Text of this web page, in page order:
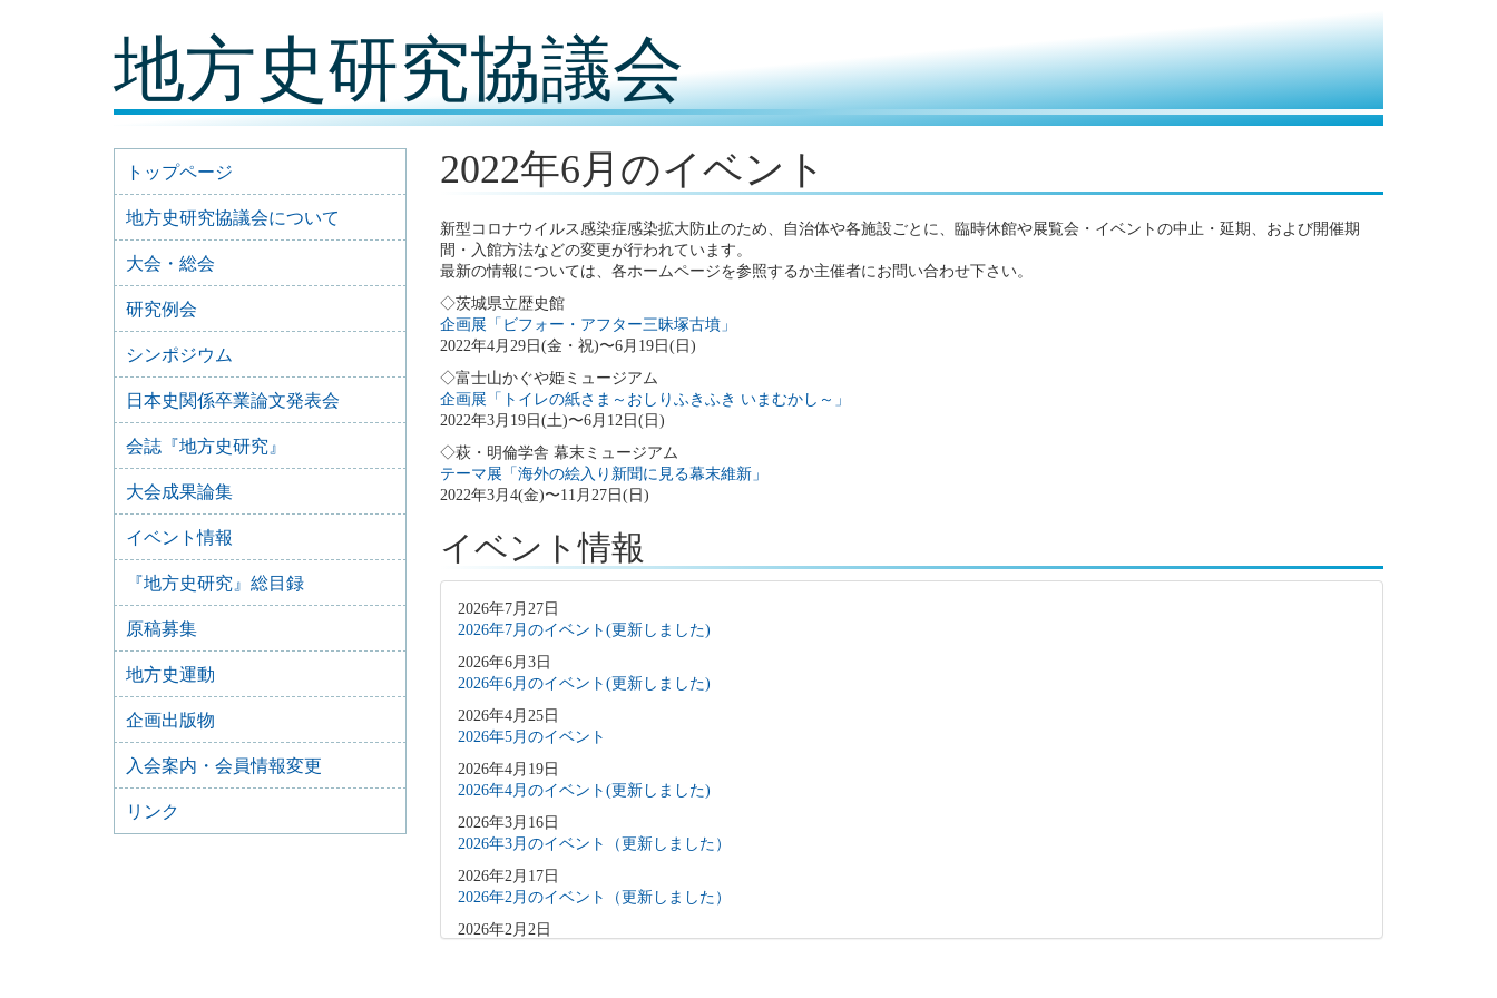
地方史研究協議会
2022年6月のイベント
新型コロナウイルス感染症感染拡大防止のため、自治体や各施設ごとに、臨時休館や展覧会・イベントの中止・延期、および開催期
間・入館方法などの変更が行われています。
最新の情報については、各ホームページを参照するか主催者にお問い合わせ下さい。
◇茨城県立歴史館
企画展「ビフォー・アフター三昧塚古墳」
2022年4月29日(金・祝)〜6月19日(日)
◇富士山かぐや姫ミュージアム
企画展「トイレの紙さま～おしりふきふき いまむかし～」
2022年3月19日(土)〜6月12日(日)
◇萩・明倫学舎 幕末ミュージアム
テーマ展「海外の絵入り新聞に見る幕末維新」
2022年3月4(金)〜11月27日(日)
イベント情報
2026年7月27日
2026年7月のイベント(更新しました)
2026年6月3日
2026年6月のイベント(更新しました)
2026年4月25日
2026年5月のイベント
2026年4月19日
2026年4月のイベント(更新しました)
2026年3月16日
2026年3月のイベント（更新しました）
2026年2月17日
2026年2月のイベント（更新しました）
2026年2月2日
トップページ
地方史研究協議会について
大会・総会
研究例会
シンポジウム
日本史関係卒業論文発表会
会誌『地方史研究』
大会成果論集
イベント情報
『地方史研究』総目録
原稿募集
地方史運動
企画出版物
入会案内・会員情報変更
リンク